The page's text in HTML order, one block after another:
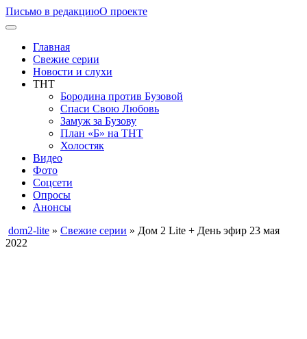
Письмо в редакциюО проекте
Главная
Свежие серии
Новости и слухи
ТНТ
Бородина против Бузовой
Спаси Свою Любовь
Замуж за Бузову
План «Б» на ТНТ
Холостяк
Видео
Фото
Соцсети
Опросы
Анонсы
dom2-lite » Свежие серии » Дом 2 Lite + День эфир 23 мая
2022